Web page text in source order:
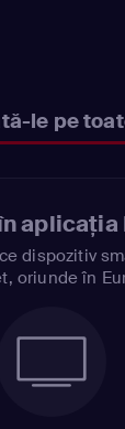
le pe
aplicația
dispozitiv
oriunde în